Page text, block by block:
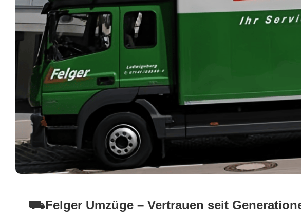
⛟Felger Umzüge – Vertrauen seit